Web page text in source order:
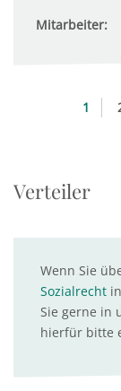
Mitarbeiter:
1
Verteiler
Wenn Sie
Sozialrecht
Sie gerne in
hierfür bitte